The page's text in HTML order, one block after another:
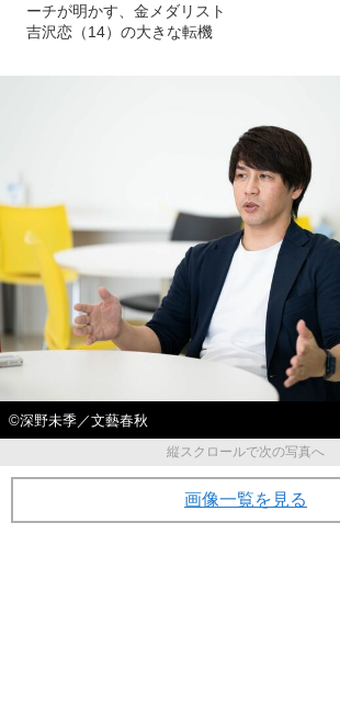
ーチが明かす、金メダリスト
吉沢恋（14）の大きな転機
©深野未季／文藝春秋
縦スクロールで次の写真へ
画像一覧を見る